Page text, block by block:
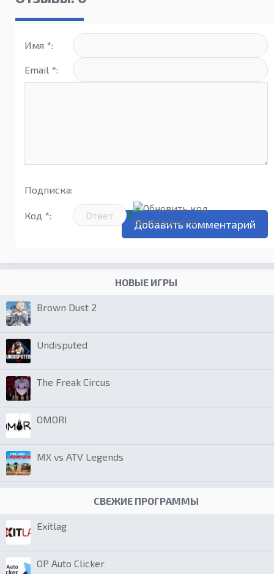
Имя *:
Email *:
Подписка:
Код *:
НОВЫЕ ИГРЫ
Brown Dust 2
Undisputed
The Freak Circus
OMORI
MX vs ATV Legends
СВЕЖИЕ ПРОГРАММЫ
Exitlag
OP Auto Clicker